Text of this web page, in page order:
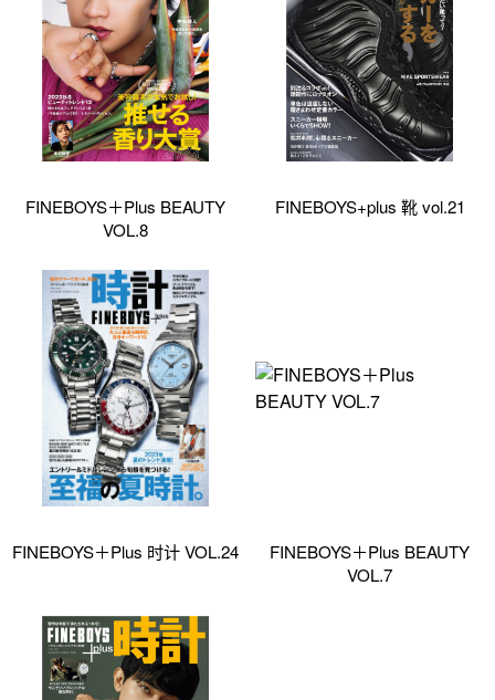
FINEBOYS＋Plus BEAUTY
VOL.8
FINEBOYS+plus 靴 vol.21
FINEBOYS＋Plus 时计 VOL.24
FINEBOYS＋Plus BEAUTY
VOL.7